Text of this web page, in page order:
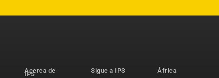
Acerca de
IPS
Sigue a IPS
África